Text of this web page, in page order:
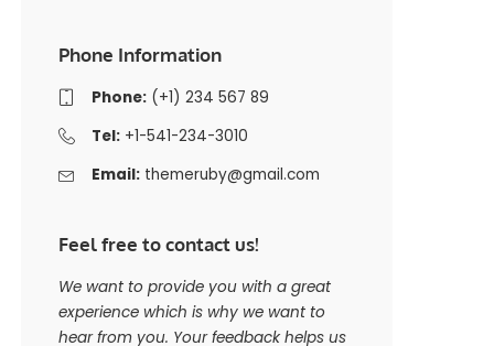
Phone Information
Phone:(+1) 234 567 89
Tel:+1-541-234-3010
Email: themeruby@gmail.com
Feel free to contact us!
We want to provide you with a great
experience which is why we want to
hear from you. Your feedback helps us